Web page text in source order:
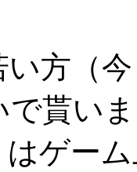
い方（
で貰い
ゲー